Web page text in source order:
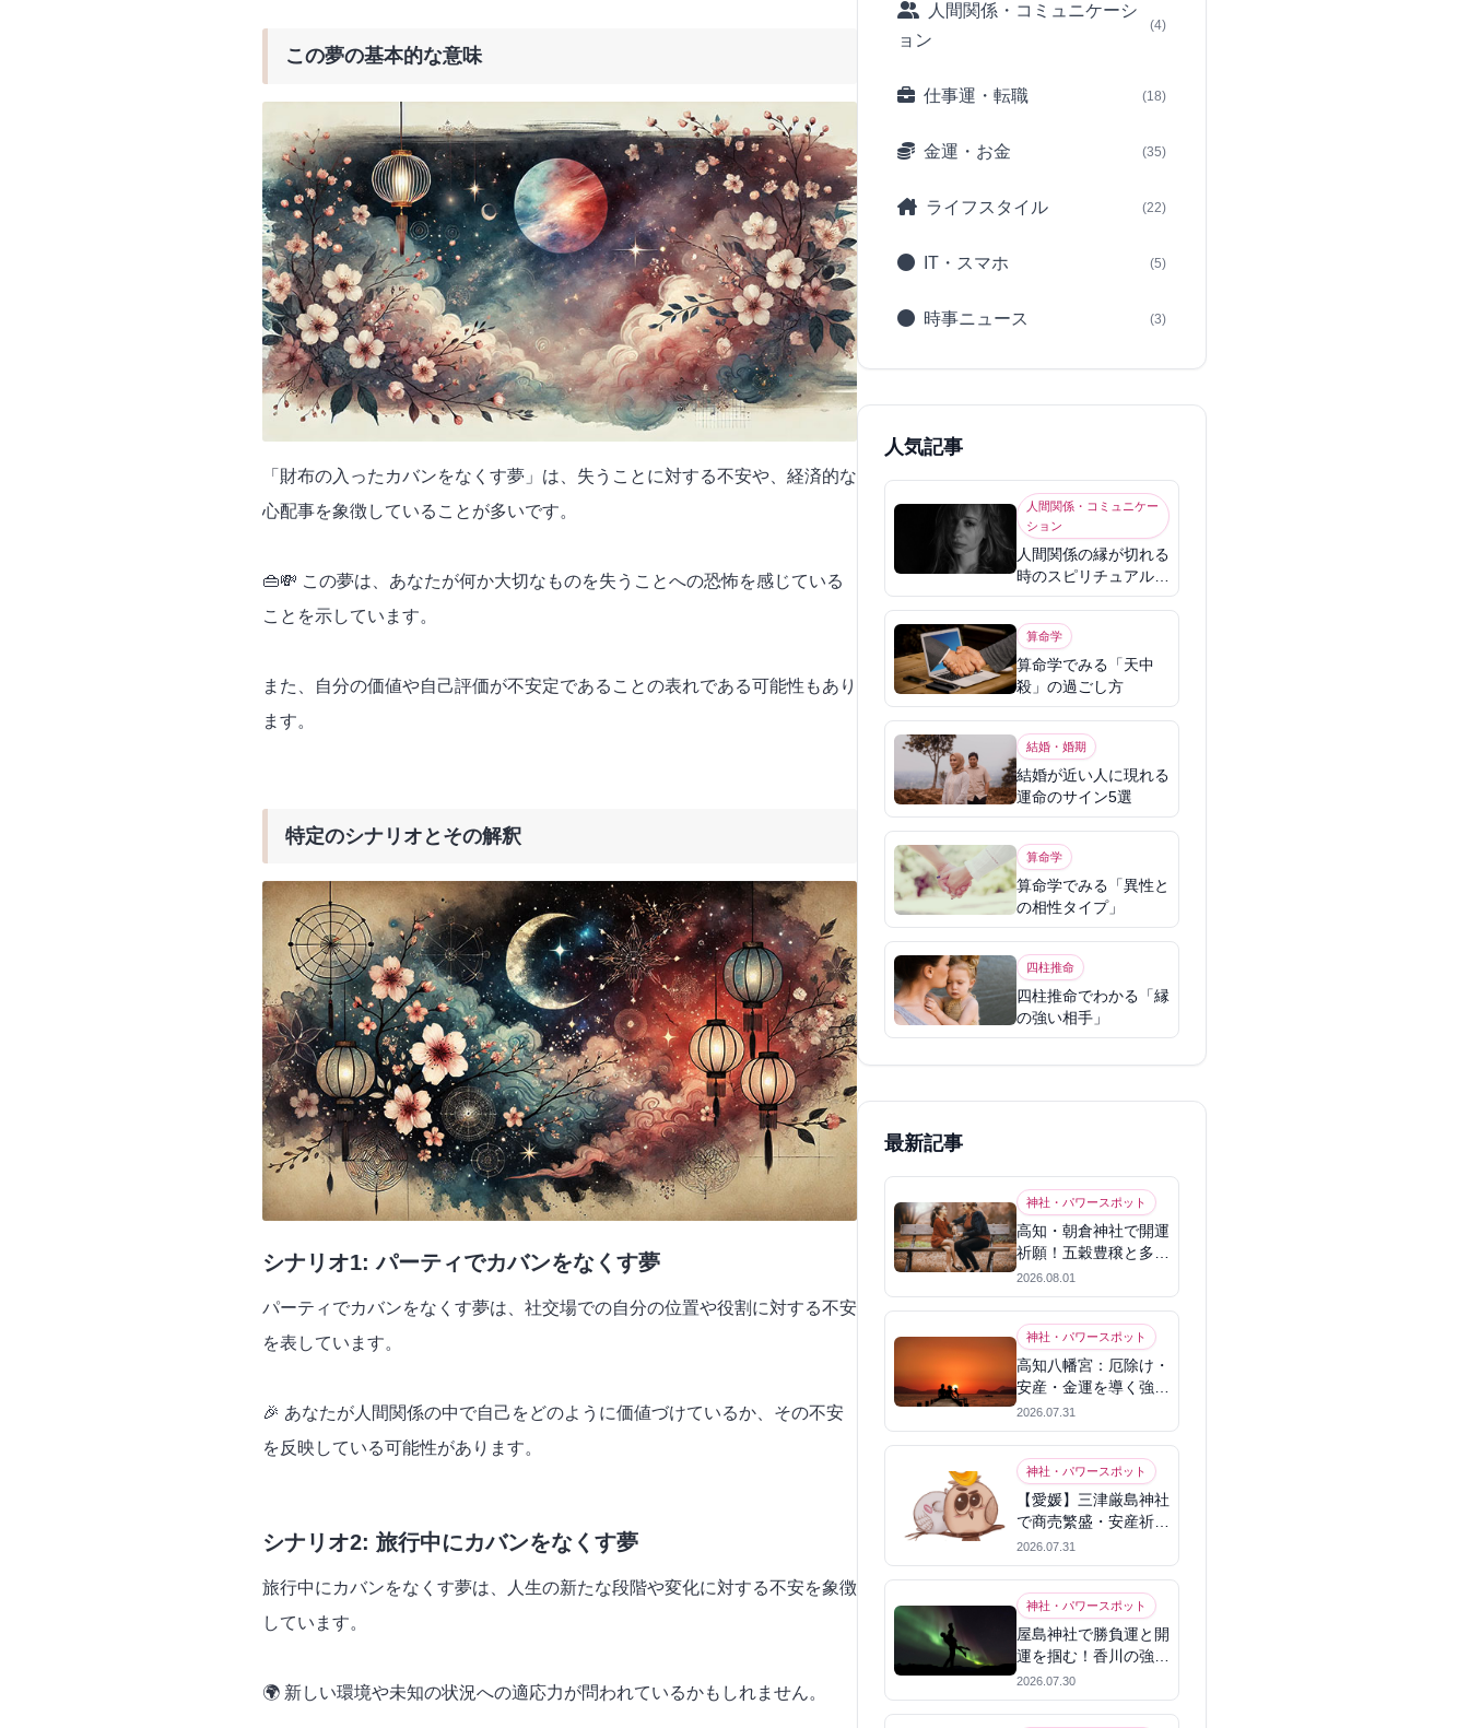
この夢の基本的な意味
「財布の入ったカバンをなくす夢」は、失うことに対する不安や、経済的な
心配事を象徴していることが多いです。
👜💸 この夢は、あなたが何か大切なものを失うことへの恐怖を感じている
ことを示しています。
また、自分の価値や自己評価が不安定であることの表れである可能性もあり
ます。
特定のシナリオとその解釈
シナリオ1: パーティでカバンをなくす夢
パーティでカバンをなくす夢は、社交場での自分の位置や役割に対する不安
を表しています。
🎉 あなたが人間関係の中で自己をどのように価値づけているか、その不安
を反映している可能性があります。
シナリオ2: 旅行中にカバンをなくす夢
旅行中にカバンをなくす夢は、人生の新たな段階や変化に対する不安を象徴
しています。
🌍 新しい環境や未知の状況への適応力が問われているかもしれません。
人間関係・コミュニケーシ
ョン
(4)
仕事運・転職 (18)
金運・お金 (35)
ライフスタイル (22)
IT・スマホ (5)
時事ニュース (3)
人気記事
人間関係・コミュニケー
ション
人間関係の縁が切れる
時のスピリチュアル意
味
算命学
算命学でみる「天中
殺」の過ごし方
結婚・婚期
結婚が近い人に現れる
運命のサイン5選
算命学
算命学でみる「異性と
の相性タイプ」
四柱推命
四柱推命でわかる「縁
の強い相手」
最新記事
神社・パワースポット
高知・朝倉神社で開運
祈願！五穀豊穣と多幸
を呼ぶパワースポット
2026.08.01
神社・パワースポット
高知八幡宮：厄除け・
安産・金運を導く強力
パワースポット
2026.07.31
神社・パワースポット
【愛媛】三津厳島神社
で商売繁盛・安産祈
願！宗像三女神のパワ
ーを授かる
2026.07.31
神社・パワースポット
屋島神社で勝負運と開
運を掴む！香川の強力
パワースポット
2026.07.30